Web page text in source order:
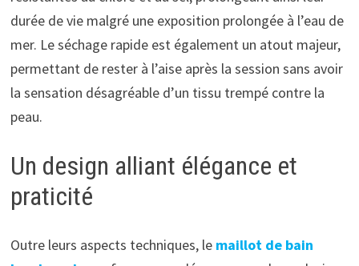
durée de vie malgré une exposition prolongée à l’eau de
mer. Le séchage rapide est également un atout majeur,
permettant de rester à l’aise après la session sans avoir
la sensation désagréable d’un tissu trempé contre la
peau.
Un design alliant élégance et
praticité
Outre leurs aspects techniques, le maillot de bain